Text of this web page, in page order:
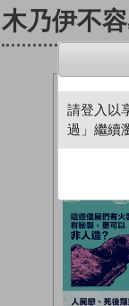
木乃伊不
請登入以
過」繼續